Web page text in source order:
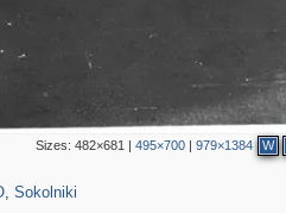
Sizes:482×681 |495×700 |979×1384 W
, Sokolniki